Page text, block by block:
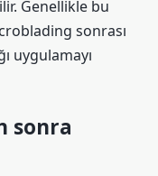
Genellikle bu
sonrası
uygulamayı
sonra